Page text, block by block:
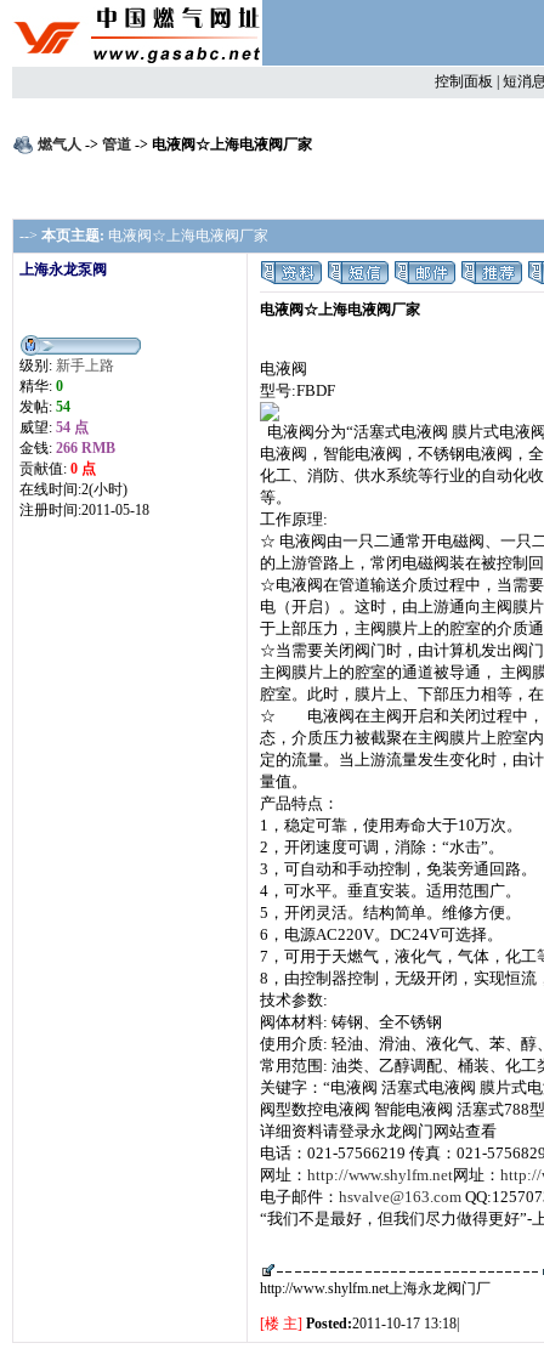
控制面板 短消
燃气人 -> 管道 -> 电液阀☆上海电液阀厂家
--> 本页主题: 电液阀☆上海电液阀厂家
上海永龙泵阀
级别: 新手上路
精华: 0
发帖: 54
威望: 54 点
金钱: 266 RMB
贡献值: 0 点
在线时间:2(小时)
注册时间:2011-05-18
电液阀☆上海电液阀厂家
电液阀
型号:FBDF
电液阀分为“活塞式电液阀 膜片式电液
电液阀，智能电液阀，不锈钢电液阀，
化工、消防、供水系统等行业的自动化
等。
工作原理:
☆ 电液阀由一只二通常开电磁阀、一只
的上游管路上，常闭电磁阀装在被控制
☆电液阀在管道输送介质过程中，当需
电（开启）。这时，由上游通向主阀膜
于上部压力，主阀膜片上的腔室的介质
☆当需要关闭阀门时，由计算机发出阀
主阀膜片上的腔室的通道被导通， 主阀
腔室。此时，膜片上、下部压力相等，
☆ 电液阀在主阀开启和关闭过程中，
态，介质压力被截聚在主阀膜片上腔室
定的流量。当上游流量发生变化时，由
量值。
产品特点：
1，稳定可靠，使用寿命大于10万次。
2，开闭速度可调，消除：“水击”。
3，可自动和手动控制，免装旁通回路。
4，可水平。垂直安装。适用范围广。
5，开闭灵活。结构简单。维修方便。
6，电源AC220V。DC24V可选择。
7，可用于天燃气，液化气，气体，化工
8，由控制器控制，无级开闭，实现恒流
技术参数:
阀体材料: 铸钢、全不锈钢
使用介质: 轻油、滑油、液化气、苯、醇
常用范围: 油类、乙醇调配、桶装、化工
关键字：“电液阀 活塞式电液阀 膜片式
阀型数控电液阀 智能电液阀 活塞式788
详细资料请登录永龙阀门网站查看
电话：021-57566219 传真：021-
网址： http://www.shylfm.net网址： http://
电子邮件： hsvalve@163.com
“我们不是最好，但我们尽力做得更好”-
http://www.shylfm.net上海永龙阀门厂
[楼 主] Posted:2011-10-17 13:18|